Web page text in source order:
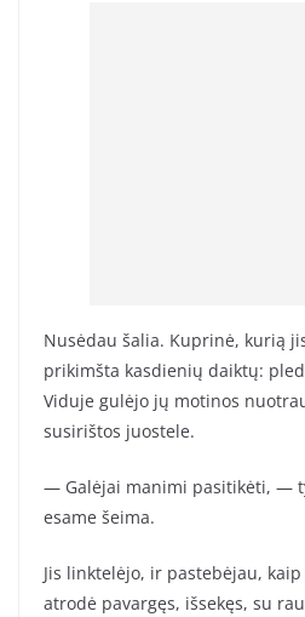
Nusėdau šalia. Kuprinė, kurią
prikimšta kasdienių daiktų:
Viduje gulėjo jų motinos
susirištos juostele.
— Galėjai manimi pasitikėti, —
esame šeima.
Jis linktelėjo, ir pastebėjau,
atrodė pavargęs, išsekęs, su